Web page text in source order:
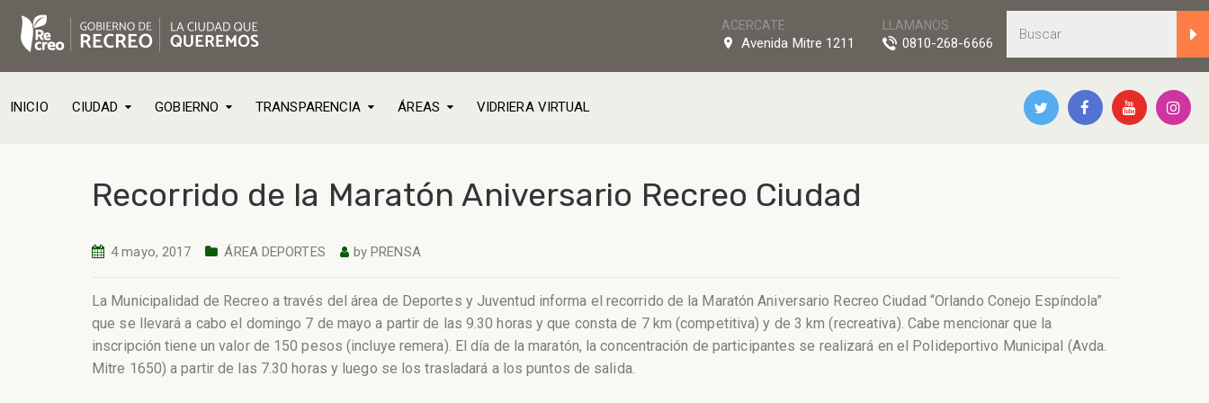
LLAMANOS
0810-268-6666
ACERCATE
Avenida Mitre 1211
INICIO CIUDAD GOBIERNO TRANSPARENCIA ÁREAS VIDRIERA VIRTUAL
Recorrido de la Maratón Aniversario Recreo Ciudad
4 mayo, 2017 ÁREA DEPORTES byPRENSA
La Municipalidad de Recreo a través del área de Deportes y Juventud informa el recorrido de la Maratón Aniversario Recreo Ciudad “Orlando Conejo Espíndola”
que se llevará a cabo el domingo 7 de mayo a partir de las 9.30 horas y que consta de 7 km (competitiva) y de 3 km (recreativa). Cabe mencionar que la
inscripción tiene un valor de 150 pesos (incluye remera). El día de la maratón, la concentración de participantes se realizará en el Polideportivo Municipal (Avda.
Mitre 1650) a partir de las 7.30 horas y luego se los trasladará a los puntos de salida.